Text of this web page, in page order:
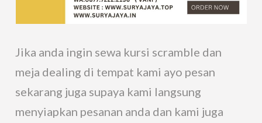
Jika anda ingin sewa kursi scramble dan
meja dealing di tempat kami ayo pesan
sekarang juga supaya kami langsung
menyiapkan pesanan anda dan kami juga